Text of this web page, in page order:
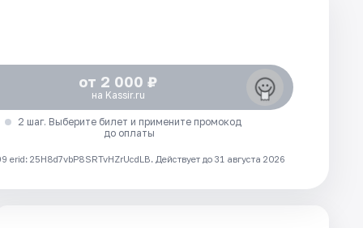
от 2 000 ₽
на Kassir.ru
2 шаг. Выберите билет и примените промокод
до оплаты
25H8d7vbP8SRTvHZrUcdLB. Действует до 31 августа 2026